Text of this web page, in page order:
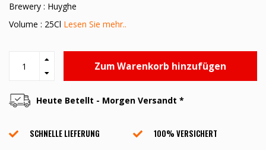
Brewery : Huyghe
Volume : 25Cl Lesen Sie mehr..
Zum Warenkorb hinzufügen
Heute Betellt - Morgen Versandt *
SCHNELLE LIEFERUNG
100% VERSICHERT